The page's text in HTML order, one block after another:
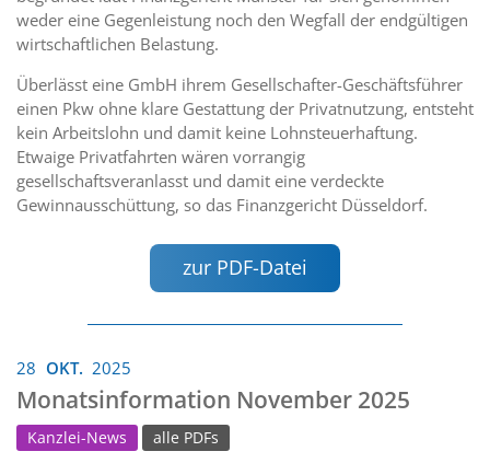
weder eine Gegenleistung noch den Wegfall der endgültigen
wirtschaftlichen Belastung.
Überlässt eine GmbH ihrem Gesellschafter-Geschäftsführer
einen Pkw ohne klare Gestattung der Privatnutzung, entsteht
kein Arbeitslohn und damit keine Lohnsteuerhaftung.
Etwaige Privatfahrten wären vorrangig
gesellschaftsveranlasst und damit eine verdeckte
Gewinnausschüttung, so das Finanzgericht Düsseldorf.
zur PDF-Datei
28 OKT. 2025
Monatsinformation November 2025
Kanzlei-News alle PDFs